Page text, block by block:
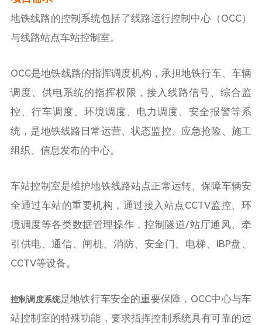
地铁线路的控制系统包括了线路运行控制中心（OCC）
与线路站点车站控制室。
OCC是地铁线路的指挥调度机构，承担地铁行车、车辆
调度、供电系统的指挥权限，接入线路信号、综合监
控、行车调度、环境调度、电力调度、安全报警等系
统，是地铁线路日常运营、状态监控、应急抢险、施工
组织、信息发布的中心。
车站控制室是维护地铁线路站点正常运转、保障车辆安
全通过车站的重要机构，通过接入站点CCTV监控、环
境调度等各类数据管理操作，控制隧道/站厅通风、牵
引供电、通信、闸机、消防、安全门、电梯、IBP盘、
CCTV等设备。
控制调度系统是地铁行车安全的重要保障，OCC中心与车
站控制室的特殊功能，要求指挥控制系统具有可靠的运